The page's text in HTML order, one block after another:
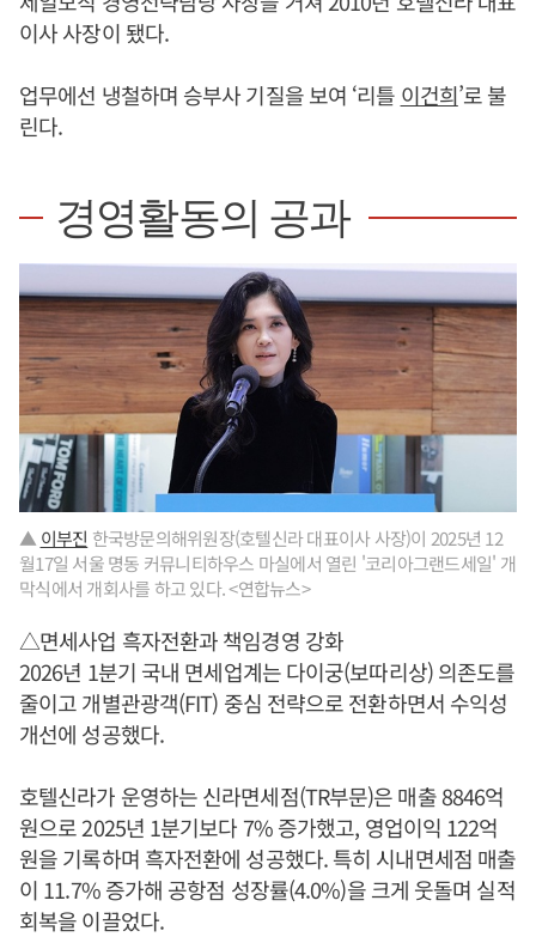
이사 사장이 됐다.
업무에선 냉철하며 승부사 기질을 보여 ‘리틀 이건희’로 불
린다.
경영활동의 공과
▲ 이부진 한국방문의해위원장(호텔신라 대표이사 사장)이 2025년 12
월17일 서울 명동 커뮤니티하우스 마실에서 열린 '코리아그랜드세일' 개
막식에서 개회사를 하고 있다. <연합뉴스>
△면세사업 흑자전환과 책임경영 강화
2026년 1분기 국내 면세업계는 다이궁(보따리상) 의존도를
줄이고 개별관광객(FIT) 중심 전략으로 전환하면서 수익성
개선에 성공했다.
호텔신라가 운영하는 신라면세점(TR부문)은 매출 8846억
원으로 2025년 1분기보다 7% 증가했고, 영업이익 122억
원을 기록하며 흑자전환에 성공했다. 특히 시내면세점 매출
이 11.7% 증가해 공항점 성장률(4.0%)을 크게 웃돌며 실적
회복을 이끌었다.